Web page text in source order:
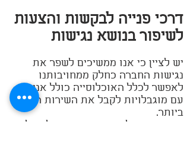
דרכי פנייה לבקשות והצעות
לשיפור בנושא נגישות
יש לציין כי אנו ממשיכים לשפר את
נגישות החברה כחלק ממחויבותנו
לאפשר לכלל האוכלוסייה כולל אנשים
עם מוגבלויות לקבל את השירות הנגיש
ביותר.
במידה ונתקלת בבעיה או בתקלה כלשהי